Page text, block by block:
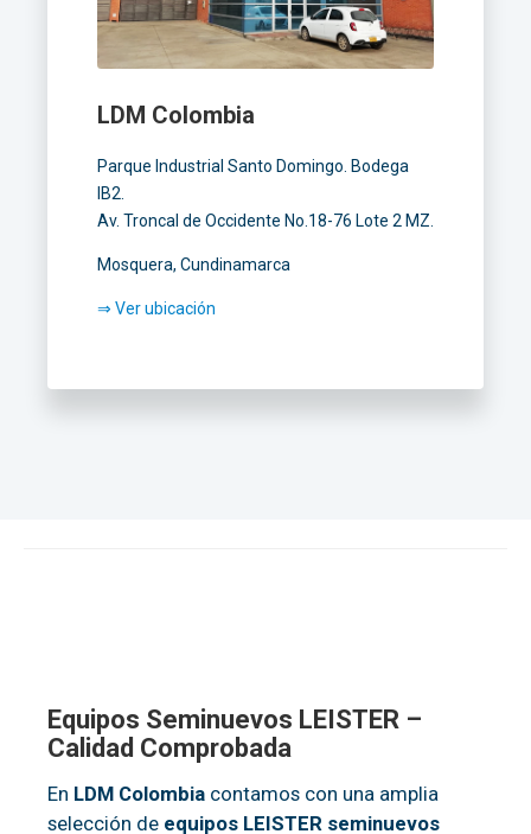
LDM Colombia
Parque Industrial Santo Domingo. Bodega
IB2.
Av. Troncal de Occidente No.18-76 Lote 2 MZ.
Mosquera, Cundinamarca
⇒ Ver ubicación
Equipos Seminuevos LEISTER –
Calidad Comprobada
En LDM Colombia contamos con una amplia
selección de equipos LEISTER seminuevos